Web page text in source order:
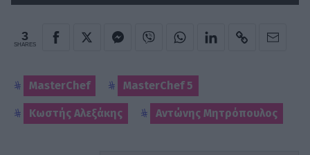
3
SHARES
MasterChef MasterChef 5
Κωστής Αλεξάκης Αντώνης Μητρόπουλος